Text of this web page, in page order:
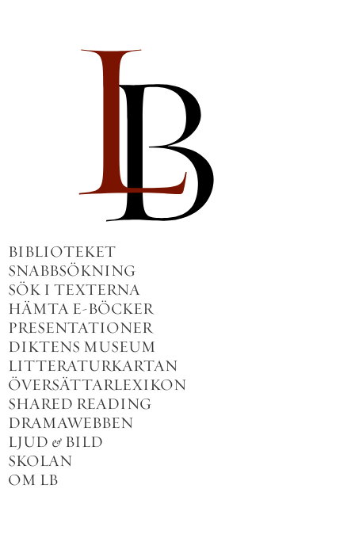
BIBLIOTEKET
SNABBSÖKNING
SÖK I TEXTERNA
HÄMTA E-BÖCKER
PRESENTATIONER
DIKTENS MUSEUM
LITTERATURKARTAN
ÖVERSÄTTARLEXIKON
SHARED READING
DRAMAWEBBEN
LJUD & BILD
SKOLAN
OM LB